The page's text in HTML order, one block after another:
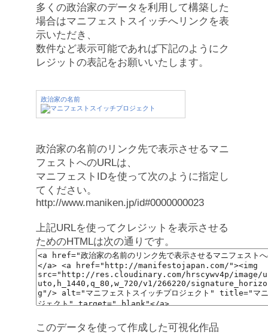
多くの政治家のデータを利用して構築した
場合はマニフェストスイッチへリンクを表
示いただき、
数件など表示可能であれば下記のようにク
レジットの表記をお願いいたします。
政治家の名前
政治家の名前のリンク先で表示させるマニ
フェストへのURLは、
マニフェストIDを使って次のように指定し
てください。
http://www.maniken.jp/id#0000000023
上記URLを使ってクレジットを表示させる
ためのHTMLは次の通りです。
このデータを使って作成した可視化作品